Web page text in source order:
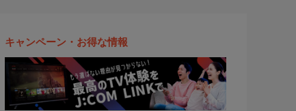
キャンペーン・お得な情報